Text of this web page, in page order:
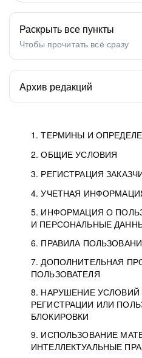
1. ТЕРМИНЫ И
2. ОБЩИЕ УСЛОВИЯ
3. РЕГИСТРАЦИЯ
4. УЧЕТНАЯ
5. ИНФОРМАЦИЯ О
И ПЕРСОНАЛЬНЫЕ
6. ПРАВИЛА
7. ДОПОЛНИТЕЛЬНАЯ
ПОЛЬЗОВАТЕЛЯ
8. НАРУШЕНИЕ УСЛОВИЙ
РЕГИСТРАЦИИ ИЛИ
БЛОКИРОВКИ
9. ИСПОЛЬЗОВАНИЕ
ИНТЕЛЛЕКТУАЛЬНЫЕ
Раскрыть все пункты
Чтобы прочитать всё сразу
Архив редакций